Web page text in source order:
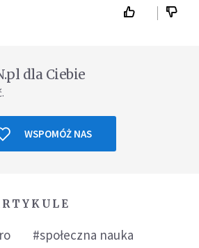
dla Ciebie
WSPOMÓŻ NAS
#społeczna nauka